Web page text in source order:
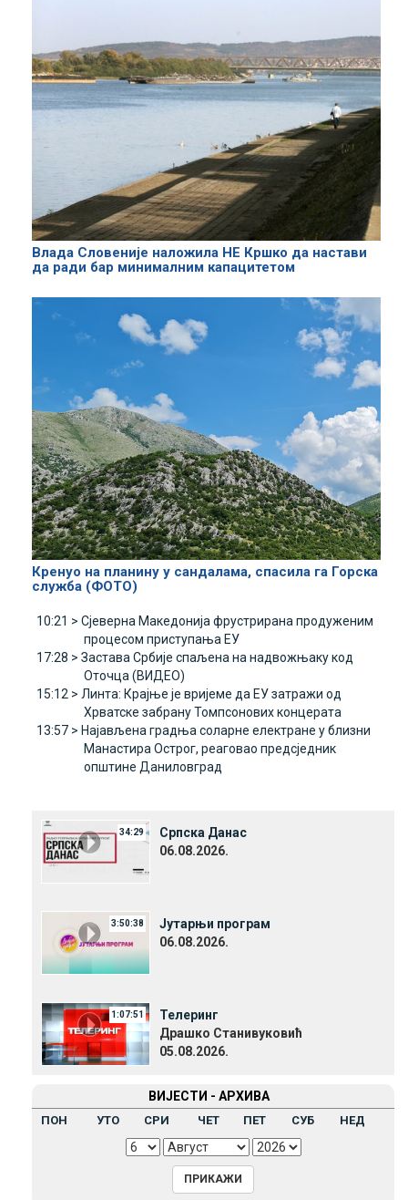
Влада Словеније наложила НЕ Кршко да настави
да ради бар минималним капацитетом
Кренуо на планину у сандалама, спасила га Горска
служба (ФОТО)
10:21 > Сјеверна Македонија фрустрирана продуженим
процесом приступања ЕУ
17:28 > Застава Србије спаљена на надвожњаку код
Оточца (ВИДЕО)
15:12 > Линта: Крајње је вријеме да ЕУ затражи од
Хрватске забрану Томпсонових концерата
13:57 > Најављена градња соларне електране у близни
Манастира Острог, реаговао предсједник
општине Даниловград
34:29
Српска Данас
06.08.2026.
3:50:38
Јутарњи програм
06.08.2026.
1:07:51
Телеринг
Драшко Станивуковић
05.08.2026.
ВИЈЕСТИ - АРХИВА
ПОН УТО СРИ ЧЕТ ПЕТ СУБ НЕД